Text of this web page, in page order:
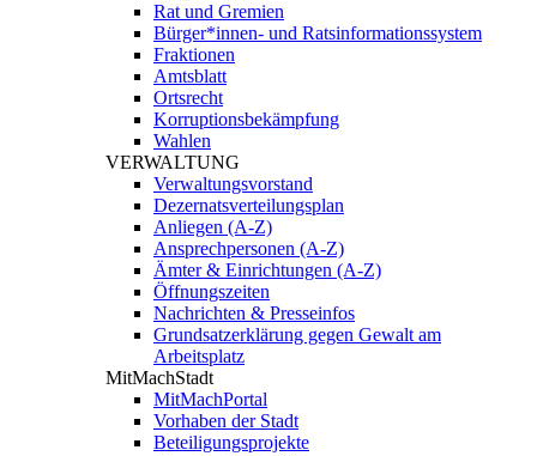
Rat und Gremien
Bürger*innen- und Ratsinformationssystem
Fraktionen
Amtsblatt
Ortsrecht
Korruptionsbekämpfung
Wahlen
VERWALTUNG
Verwaltungsvorstand
Dezernatsverteilungsplan
Anliegen (A-Z)
Ansprechpersonen (A-Z)
Ämter & Einrichtungen (A-Z)
Öffnungszeiten
Nachrichten & Presseinfos
Grundsatzerklärung gegen Gewalt am
Arbeitsplatz
MitMachStadt
MitMachPortal
Vorhaben der Stadt
Beteiligungsprojekte